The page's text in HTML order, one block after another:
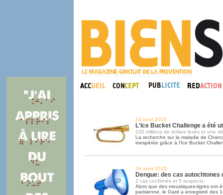
24 aout 2015
L'Ice Bucket Challenge a été
220 millions de dollars levés et une
La recherche sur la maladie de
inespérée grâce à l'Ice Bucket
24 aout 2015
Dengue: des cas autochtones
2 cas confirmés et 5 suspects
Alors que des moustiques-tigres ont
parisienne, le Gard a enregistré des